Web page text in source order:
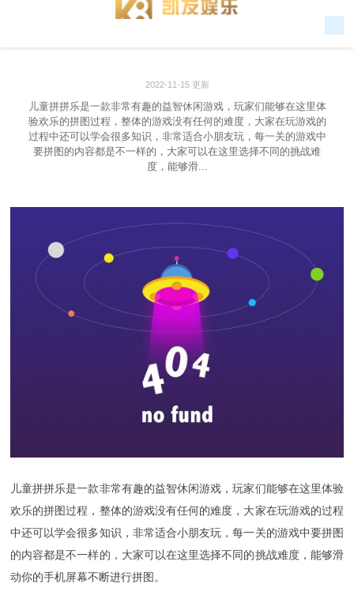
2022-11-15 更新
儿童拼拼乐是一款非常有趣的益智休闲游戏，玩家们能够在这里体
验欢乐的拼图过程，整体的游戏没有任何的难度，大家在玩游戏的
过程中还可以学会很多知识，非常适合小朋友玩，每一关的游戏中
要拼图的内容都是不一样的，大家可以在这里选择不同的挑战难
度，能够滑...
儿童拼拼乐是一款非常有趣的益智休闲游戏，玩家们能够在这里体验
欢乐的拼图过程，整体的游戏没有任何的难度，大家在玩游戏的过程
中还可以学会很多知识，非常适合小朋友玩，每一关的游戏中要拼图
的内容都是不一样的，大家可以在这里选择不同的挑战难度，能够滑
动你的手机屏幕不断进行拼图。